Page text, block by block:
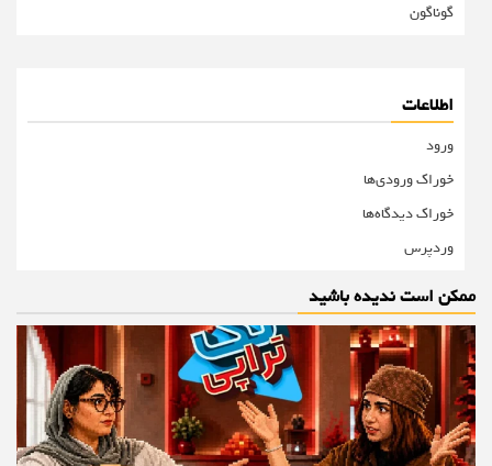
گوناگون
اطلاعات
ورود
خوراک ورودی‌ها
خوراک دیدگاه‌ها
وردپرس
ممکن است ندیده باشید